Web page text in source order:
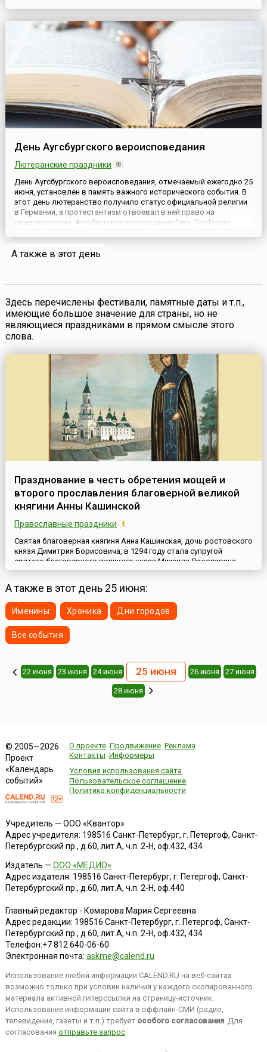
домашнего ...
День Аугсбургского вероисповедания
Лютеранские праздники
День Аугсбургского вероисповедания, отмечаемый ежегодно 25
июня, установлен в память важного исторического события. В
этот день лютеранство получило статус официальной религии
в Германии, а протестантизм отвоевал в ней право на
существование. Аугсбургское исповедание (лат. Confessio
официальных протестантских символов веры, до сих пор яв...
А также в этот день
Здесь перечислены фестивали, памятные даты и т.п.,
имеющие большое значение для страны, но не
являющиеся праздниками в прямом смысле этого
слова.
Празднование в честь обретения мощей и
второго прославления благоверной великой
княгини Анны Кашинской
Православные праздники
Святая благоверная княгиня Анна Кашинская, дочь ростовского
князя Димитрия Борисовича, в 1294 году стала супругой
святого благоверного великого князя Михаила Ярославича
Тверского. После страдальческой кончины мужа Анна
с именем Евфросиния. По просьбе своего сына кашинского
князя Василия Михайловича она перешла на жительство в
Кашинский...
А также в этот день 25 июня:
Именины Хроника Дни городов
Все события
22 июня 23 июня 24 июня 25 июня 26 июня 27 июня
28 июня
© 2005—2026
Проект
«Календарь
событий»
О проекте Продвижение Реклама
Контакты Информеры
Условия использования сайта
Пользовательское соглашение
Политика конфиденциальности
Учредитель — ООО «Квантор»
Адрес учредителя: 198516 Санкт-Петербург, г. Петергоф, Санкт-
Петербургский пр., д.60, лит.А, ч.п. 2-Н, оф.432, 434
Издатель — ООО «МЕДИО»
Адрес издателя: 198516 Санкт-Петербург, г. Петергоф, Санкт-
Петербургский пр., д.60, лит.А, ч.п. 2-Н, оф.440
Главный редактор - Комарова Мария Сергеевна
Адрес редакции: 198516 Санкт-Петербург, г. Петергоф, Санкт-
Петербургский пр., д.60, лит.А, ч.п. 2-Н, оф.432, 434
Телефон:+7 812 640-06-60
Электронная почта: askme@calend.ru
Использование любой информации CALEND.RU на веб-сайтах
возможно только при условии наличия у каждого скопированного
материала активной гиперссылки на страницу-источник.
Использование информации сайта в оффлайн-СМИ (радио,
телевидение, газеты и т.п.) требует особого согласования. Для
согласования отправьте запрос.